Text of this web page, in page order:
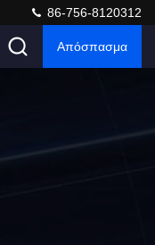
86-756-8120312
Απόσπασμα